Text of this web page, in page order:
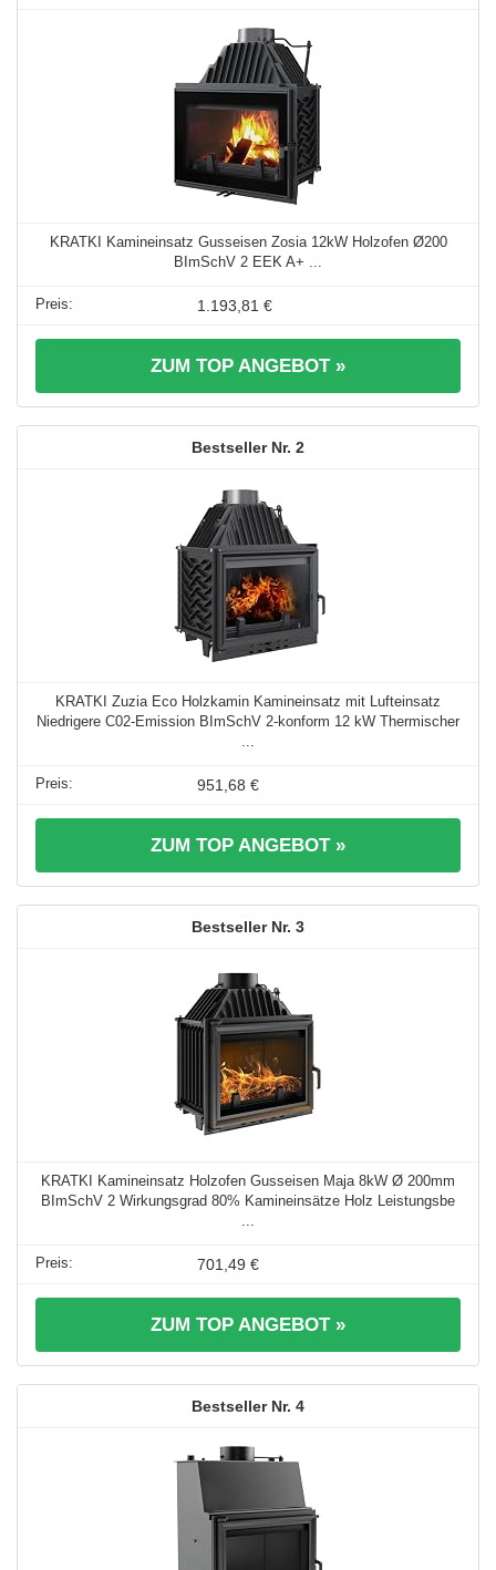
KRATKI Kamineinsatz Gusseisen Zosia 12kW Holzofen Ø200
BImSchV 2 EEK A+ ...
1.193,81 €
ZUM TOP ANGEBOT »
2
KRATKI Zuzia Eco Holzkamin Kamineinsatz mit Lufteinsatz
Niedrigere C02-Emission BImSchV 2-konform 12 kW Thermischer
951,68 €
ZUM TOP ANGEBOT »
3
KRATKI Kamineinsatz Holzofen Gusseisen Maja 8kW Ø 200mm
BImSchV 2 Wirkungsgrad 80% Kamineinsätze Holz Leistungsbe
701,49 €
ZUM TOP ANGEBOT »
4